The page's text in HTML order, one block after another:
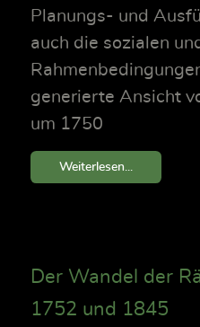
Planungs- und
auch die sozialen
generierte Ansicht
um 1750
Weiterlesen...
Der Wandel der
1752 und 1845